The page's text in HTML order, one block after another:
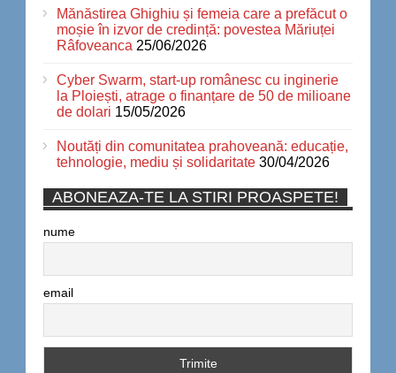
Mănăstirea Ghighiu și femeia care a prefăcut o
moșie în izvor de credință: povestea Măriuței
Râfoveanca 25/06/2026
Cyber Swarm, start-up românesc cu inginerie
la Ploiești, atrage o finanțare de 50 de milioane
de dolari 15/05/2026
Noutăți din comunitatea prahoveană: educație,
tehnologie, mediu și solidaritate 30/04/2026
ABONEAZA-TE LA STIRI PROASPETE!
nume
email